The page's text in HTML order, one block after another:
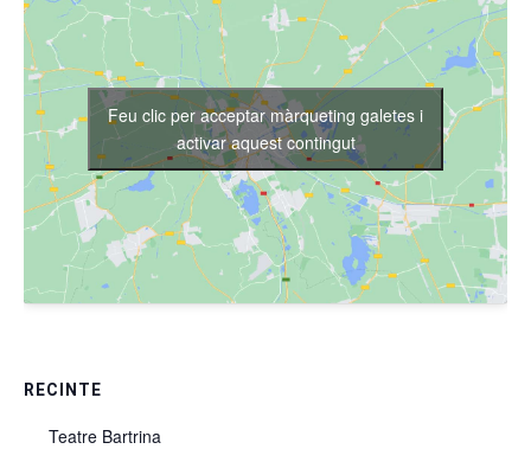
RECINTE
Teatre Bartrina
Feu clic per acceptar màrqueting galetes i
activar aquest contingut